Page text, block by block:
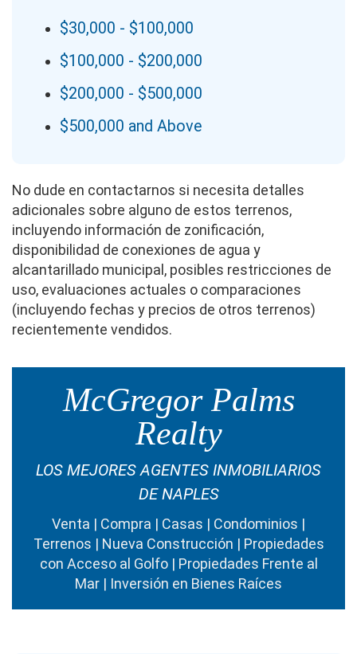
$30,000 - $100,000
$100,000 - $200,000
$200,000 - $500,000
$500,000 and Above
No dude en contactarnos si necesita detalles
adicionales sobre alguno de estos terrenos,
incluyendo información de zonificación,
disponibilidad de conexiones de agua y
alcantarillado municipal, posibles restricciones de
uso, evaluaciones actuales o comparaciones
(incluyendo fechas y precios de otros terrenos)
recientemente vendidos.
McGregor Palms
Realty
LOS MEJORES AGENTES INMOBILIARIOS
DE NAPLES
Venta | Compra | Casas | Condominios |
Terrenos | Nueva Construcción | Propiedades
con Acceso al Golfo | Propiedades Frente al
Mar | Inversión en Bienes Raíces